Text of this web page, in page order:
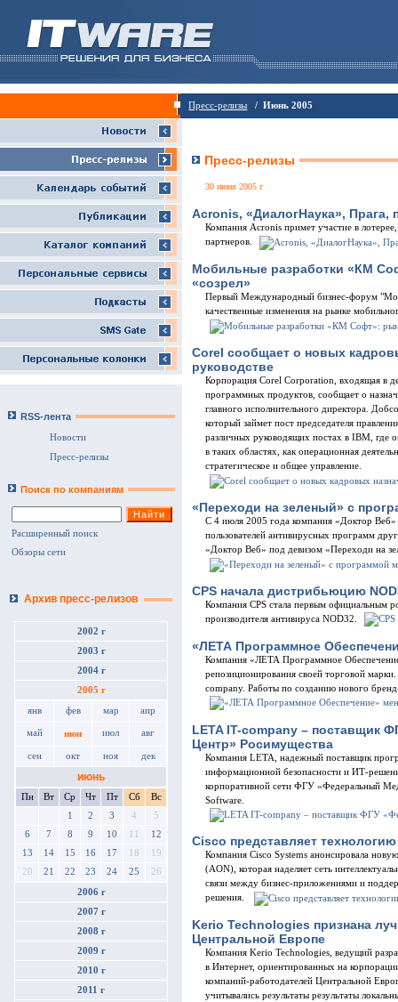
Пресс-релизы / Июнь 2005
RSS-лента
Новости
Пресс-релизы
Поиск по компаниям
Расширенный поиск
Обзоры сети
Архив пресс-релизов
2002 г
2003 г
2004 г
2005 г
янв фев мар апр
май июн июл авг
сен окт ноя дек
июнь
Пн Вт Ср Чт Пт Сб
Вс
1
2 3 4
5
6
7 8 9 10 11
12
13
14 15 16 17 18
19
20
21 22 23 24 25 26
2006 г
2007 г
2008 г
2009 г
2010 г
2011 г
Пресс-релизы
30 июня 2005 г
Acronis, «ДиалогНаука»,
Компания Acronis примет участие в
партнеров.
Мобильные разработки «КМ
«созрел»
Первый Международный бизнес-форум
качественные изменения на рынке
Corel сообщает о новых
руководстве
Корпорация Corel Corporation, входящая в
программных продуктов, сообщает о
главного исполнительного директора.
который займет пост председателя
различных руководящих постах в IBM, где
в таких областях, как операционная
стратегическое и общее управление.
«Переходи на зеленый» с
С 4 июля 2005 года компания «Доктор
пользователей антивирусных программ
«Доктор Веб» под девизом «Переходи на
CPS начала дистрибьюцию
Компания CPS стала первым официальным
производителя антивируса NOD32.
«ЛЕТА Программное
Компания «ЛЕТА Программное
репозиционирования своей торговой
company. Работы по созданию нового
LETA IT-company – поставщик
Центр» Росимущества
Компания LETA, надежный поставщик
информационной безопасности и ИТ-
корпоративной сети ФГУ «Федеральный
Software.
Cisco представляет
Компания Cisco Systems анонсировала
(AON), которая наделяет сеть
связи между бизнес-приложениями и
решения.
Kerio Technologies признана
Центральной Европе
Компания Kerio Technologies, ведущий
в Интернет, ориентированных на
компаний-работодателей Центральной
учитывались результаты результаты